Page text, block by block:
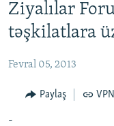
qayıt
Əsas
naviqasiyaya
qayıt
#İZAHLA
KORRUPSIOMETR
#ƏSLINDƏ
FƏRQƏ BAX
Ziyalılar
təşkilatlara
Fevral 05, 2013
Paylaş
-